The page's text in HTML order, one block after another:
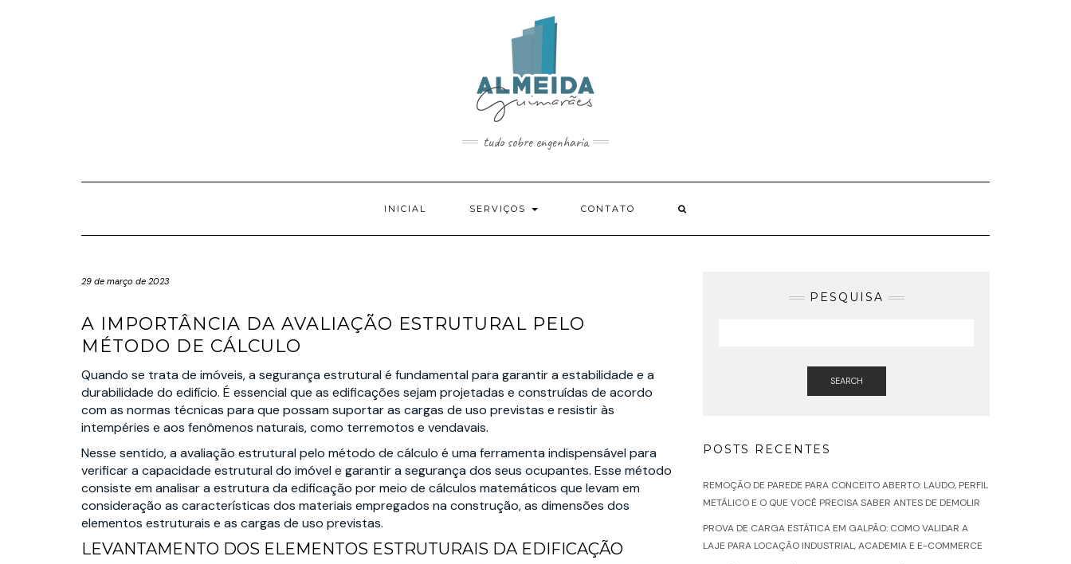
tudo sobre engenharia
INICIAL SERVIÇOS CONTATO
29 de março de 2023
A IMPORTÂNCIA DA AVALIAÇÃO ESTRUTURAL PELO
MÉTODO DE CÁLCULO
Quando se trata de imóveis, a segurança estrutural é fundamental para garantir a estabilidade e a
durabilidade do edifício. É essencial que as edificações sejam projetadas e construídas de acordo
com as normas técnicas para que possam suportar as cargas de uso previstas e resistir às
intempéries e aos fenômenos naturais, como terremotos e vendavais.
Nesse sentido, a avaliação estrutural pelo método de cálculo é uma ferramenta indispensável para
verificar a capacidade estrutural do imóvel e garantir a segurança dos seus ocupantes. Esse método
consiste em analisar a estrutura da edificação por meio de cálculos matemáticos que levam em
consideração as características dos materiais empregados na construção, as dimensões dos
elementos estruturais e as cargas de uso previstas.
LEVANTAMENTO DOS ELEMENTOS ESTRUTURAIS DA EDIFICAÇÃO
PESQUISA
SEARCH
POSTS RECENTES
REMOÇÃO DE PAREDE PARA CONCEITO ABERTO: LAUDO, PERFIL
METÁLICO E O QUE VOCÊ PRECISA SABER ANTES DE DEMOLIR
PROVA DE CARGA ESTÁTICA EM GALPÃO: COMO VALIDAR A
LAJE PARA LOCAÇÃO INDUSTRIAL, ACADEMIA E E-COMMERCE